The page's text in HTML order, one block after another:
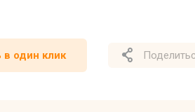
в один клик